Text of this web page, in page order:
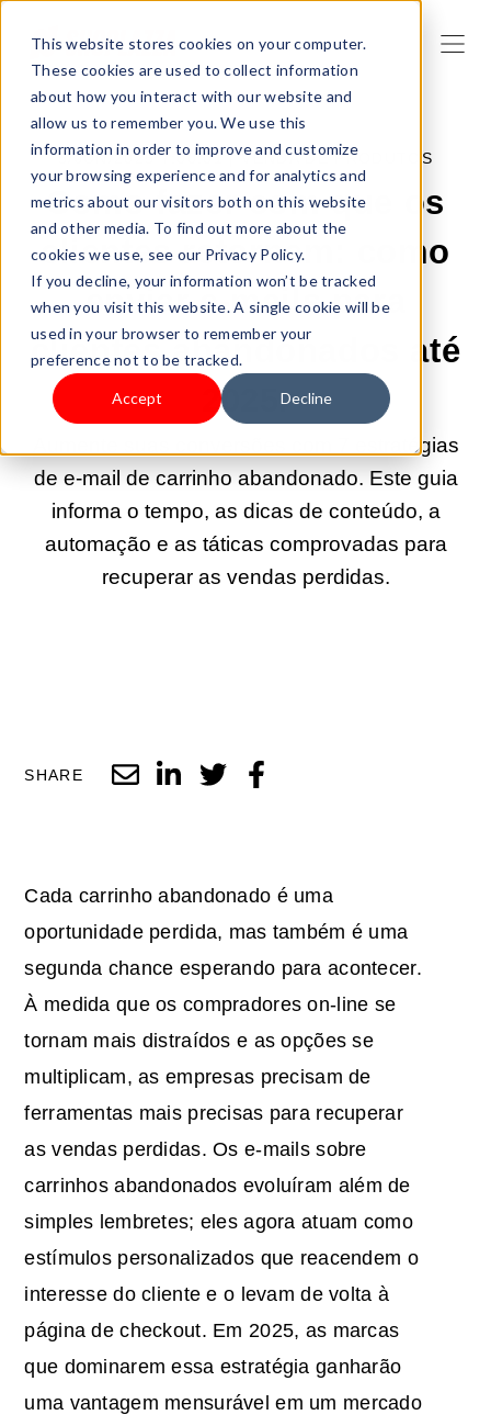
This website stores cookies on your computer.
These cookies are used to collect information
about how you interact with our website and
allow us to remember you. We use this
information in order to improve and customize
your browsing experience and for analytics and
metrics about our visitors both on this website
and other media. To find out more about the
cookies we use, see our Privacy Policy.
If you decline, your information won’t be tracked
when you visit this website. A single cookie will be
used in your browser to remember your
preference not to be tracked.
Accept Decline
5/JUN/2025 7:00:01 | VENDA DE PRODUTOS
Como fazer com que os
clientes retornem: como
enviar e-mails para
clientes abandonados até
2025.
Aumente suas conversões com 7 estratégias
de e-mail de carrinho abandonado. Este guia
informa o tempo, as dicas de conteúdo, a
automação e as táticas comprovadas para
recuperar as vendas perdidas.
SHARE
Cada carrinho abandonado é uma
oportunidade perdida, mas também é uma
segunda chance esperando para acontecer.
À medida que os compradores on-line se
tornam mais distraídos e as opções se
multiplicam, as empresas precisam de
ferramentas mais precisas para recuperar
as vendas perdidas.Os e-mails sobre
carrinhos abandonados evoluíram além de
simples lembretes; eles agora atuam como
estímulos personalizados que reacendem o
interesse do cliente e o levam de volta à
página de checkout. Em 2025, as marcas
que dominarem essa estratégia ganharão
uma vantagem mensurável em um mercado